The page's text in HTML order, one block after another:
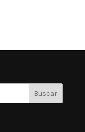
Buscar